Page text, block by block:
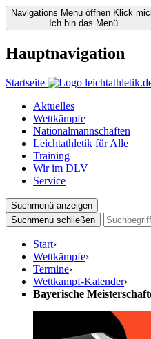
Navigations Menu öffnen Klick
Ich bin das Menü.
Hauptnavigation
Startseite
Aktuelles
Wettkämpfe
Nationalmannschaften
Leichtathletik für Alle
Training
Wir im DLV
Service
Suchmenü anzeigen
Suchmenü schließen
Start›
Wettkämpfe›
Termine›
Wettkampf-Kalender›
Bayerische